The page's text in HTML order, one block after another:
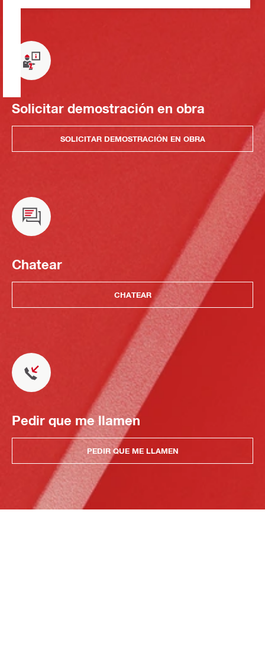
Solicitar demostración en obra
SOLICITAR DEMOSTRACIÓN EN OBRA
Chatear
CHATEAR
Pedir que me llamen
PEDIR QUE ME LLAMEN